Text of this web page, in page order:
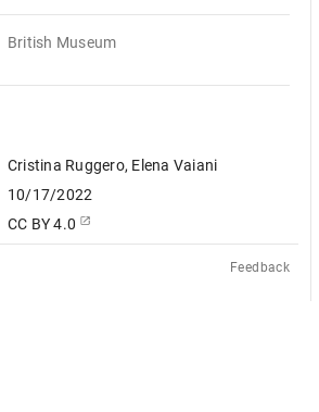
British Museum
Cristina Ruggero, Elena Vaiani
10/17/2022
CC BY 4.0
Feedback